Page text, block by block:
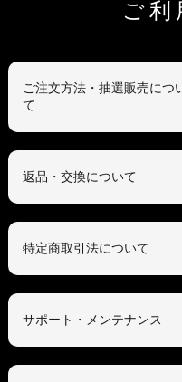
ご利
ご注文方法・抽選販売につ
て
返品・交換について
特定商取引法について
サポート・メンテナンス